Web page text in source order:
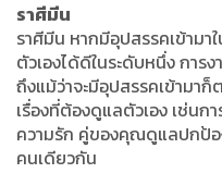
ราศีมีน
ราศีมีน หากมีอุปสรรคเข้าม
ตัวเองได้ดีในระดับหนึ่ง การ
ถึงแม้ว่าจะมีอุปสรรคเข้ามาก็
เรื่องที่ต้องดูแลตัวเอง เช่นก
ความรัก คู่ของคุณดูแลปกป้อ
คนเดียวกัน